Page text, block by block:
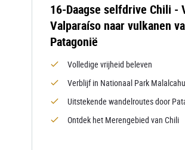
16-Daagse selfdrive Chili -
Valparaíso naar vulkanen
Patagonië
Volledige vrijheid beleven
Verblijf in Nationaal Park
Uitstekende wandelroutes door
Ontdek het Merengebied van Chili